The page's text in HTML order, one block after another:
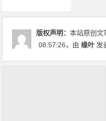
版权声明：本站原创文
08:57:26，由缘叶 发